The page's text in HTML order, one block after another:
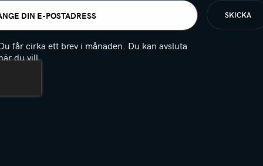
får cirka ett brev i månaden. Du kan avsluta
du vill.